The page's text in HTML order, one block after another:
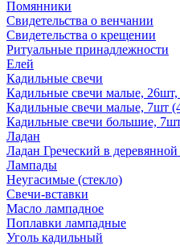
Помянники
Свидетельства о венчании
Свидетельства о крещении
Ритуальные принадлежности
Елей
Кадильные свечи
Кадильные свечи малые,
Кадильные свечи малые, 7шт
Кадильные свечи большие,
Ладан
Ладан Греческий в деревянной
Лампады
Неугасимые (стекло)
Свечи-вставки
Масло лампадное
Поплавки лампадные
Уголь кадильный